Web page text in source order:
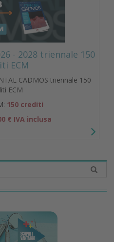
- 2028 triennale 150
ECM
CADMOS triennale 150
ECM
150 crediti
€ IVA inclusa